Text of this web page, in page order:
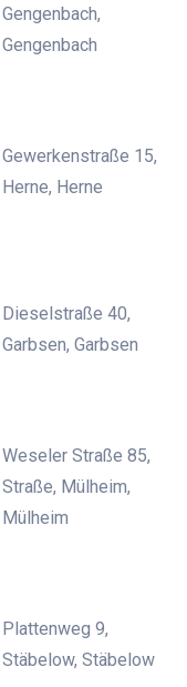
Gengenbach,
Gengenbach
Gewerkenstraße 15,
Herne, Herne
Dieselstraße 40,
Garbsen, Garbsen
Weseler Straße 85,
Straße, Mülheim,
Mülheim
Plattenweg 9,
Stäbelow, Stäbelow